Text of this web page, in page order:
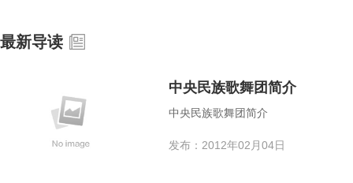
最新导读
中央民族歌舞团简介
中央民族歌舞团简介
发布：2012年02月04日